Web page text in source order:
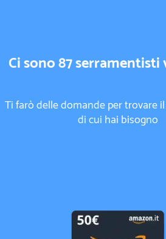
Ci sono 87
Ti farò delle domande per trovare
di cui hai bisogno